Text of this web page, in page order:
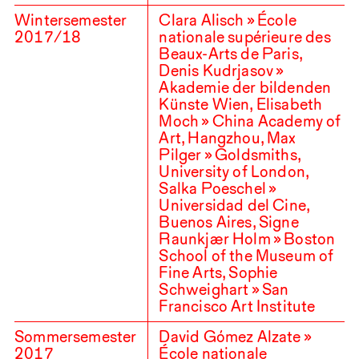
Wintersemester
2017/18
Clara Alisch » École
nationale supérieure des
Beaux-Arts de Paris,
Denis Kudrjasov »
Akademie der bildenden
Künste Wien, Elisabeth
Moch » China Academy of
Art, Hangzhou, Max
Pilger » Goldsmiths,
University of London,
Salka Poeschel »
Universidad del Cine,
Buenos Aires, Signe
Raunkjær Holm » Boston
School of the Museum of
Fine Arts, Sophie
Schweighart » San
Francisco Art Institute
Sommersemester
2017
David Gómez Alzate »
École nationale